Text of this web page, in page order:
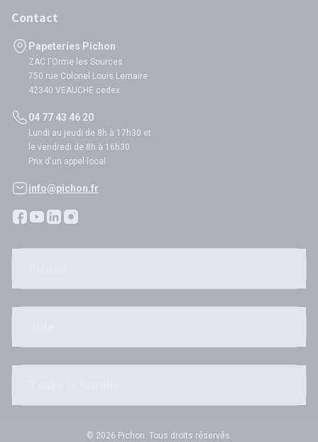
Contact
Papeteries Pichon
ZAC l'Orme les Sources
750 rue Colonel Louis Lemaire
42340 VEAUCHE cedex
04 77 43 46 20
Lundi au jeudi de 8h à 17h30 et
le vendredi de 8h à 16h30
Prix d'un appel local
info@pichon.fr
© 2026 Pichon. Tous droits réservés.